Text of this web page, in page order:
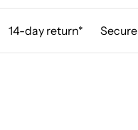
14-day return*